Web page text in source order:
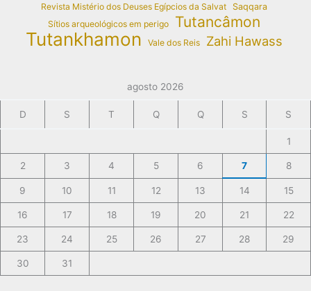
Revista Mistério dos Deuses Egípcios da Salvat
Saqqara
Sítios arqueológicos em perigo
Tutancâmon
Tutankhamon Vale dos Reis Zahi Hawass
agosto 2026
D S T Q Q S S
1
2 3 4 5 6 7 8
9 10 11 12 13 14 15
16 17 18 19 20 21 22
23 24 25 26 27 28 29
30 31